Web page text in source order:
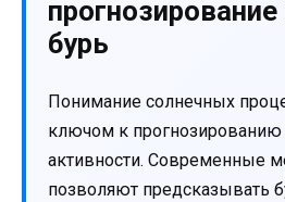
бурь
Понимание солнечных
ключом к прогнозированию
активности. Современные
позволяют предсказывать